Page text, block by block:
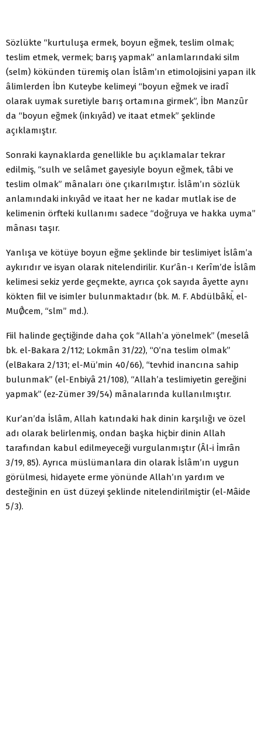
Sözlükte “kurtuluşa ermek, boyun eğmek, teslim olmak;
teslim etmek, vermek; barış yapmak” anlamlarındaki silm
(selm) kökünden türemiş olan İslâm’ın etimolojisini yapan ilk
âlimlerden İbn Kuteybe kelimeyi “boyun eğmek ve iradî
olarak uymak suretiyle barış ortamına girmek”, İbn Manzûr
da “boyun eğmek (inkıyâd) ve itaat etmek” şeklinde
açıklamıştır.
Sonraki kaynaklarda genellikle bu açıklamalar tekrar
edilmiş, “sulh ve selâmet gayesiyle boyun eğmek, tâbi ve
teslim olmak” mânaları öne çıkarılmıştır. İslâm’ın sözlük
anlamındaki inkıyâd ve itaat her ne kadar mutlak ise de
kelimenin örfteki kullanımı sadece “doğruya ve hakka uyma”
mânası taşır.
Yanlışa ve kötüye boyun eğme şeklinde bir teslimiyet İslâm’a
aykırıdır ve isyan olarak nitelendirilir. Kur’ân-ı Kerîm’de İslâm
kelimesi sekiz yerde geçmekte, ayrıca çok sayıda âyette aynı
kökten fiil ve isimler bulunmaktadır (bk. M. F. Abdülbâkī, el-
MuǾcem, “slm” md.).
Fiil halinde geçtiğinde daha çok “Allah’a yönelmek” (meselâ
bk. el-Bakara 2/112; Lokmân 31/22), “O’na teslim olmak”
(elBakara 2/131; el-Mü’min 40/66), “tevhid inancına sahip
bulunmak” (el-Enbiyâ 21/108), “Allah’a teslimiyetin gereğini
yapmak” (ez-Zümer 39/54) mânalarında kullanılmıştır.
Kur’an’da İslâm, Allah katındaki hak dinin karşılığı ve özel
adı olarak belirlenmiş, ondan başka hiçbir dinin Allah
tarafından kabul edilmeyeceği vurgulanmıştır (Âl-i İmrân
3/19, 85). Ayrıca müslümanlara din olarak İslâm’ın uygun
görülmesi, hidayete erme yönünde Allah’ın yardım ve
desteğinin en üst düzeyi şeklinde nitelendirilmiştir (el-Mâide
5/3).